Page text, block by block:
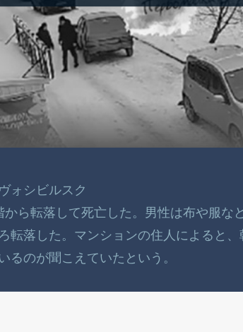
ォシビルスク
ら転落して死亡した。男性は布や服な
転落した。マンションの住人によると
るのが聞こえていたという。